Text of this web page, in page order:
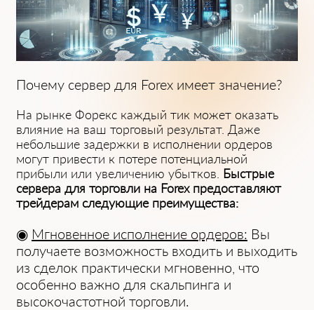
Почему сервер для Forex имеет значение?
На рынке Форекс каждый тик может оказать
влияние на ваш торговый результат. Даже
небольшие задержки в исполнении ордеров
могут привести к потере потенциальной
прибыли или увеличению убытков. Быстрые
сервера для торговли на Forex предоставляют
трейдерам следующие преимущества:
◉ Мгновенное исполнение ордеров: Вы
получаете возможность входить и выходить
из сделок практически мгновенно, что
особенно важно для скальпинга и
высокочастотной торговли.